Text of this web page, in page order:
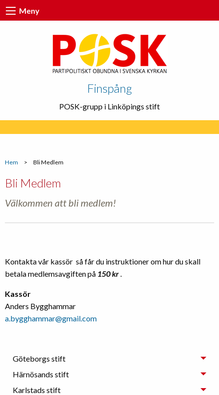
Meny
Finspång
POSK-grupp i Linköpings stift
Hem > Bli Medlem
Bli Medlem
Välkommen att bli medlem!
Kontakta vår kassör så får du instruktioner om hur du skall
betala medlemsavgiften på 150 kr.
Kassör
Anders Bygghammar
a.bygghammar@gmail.com
Göteborgs stift
Härnösands stift
Karlstads stift